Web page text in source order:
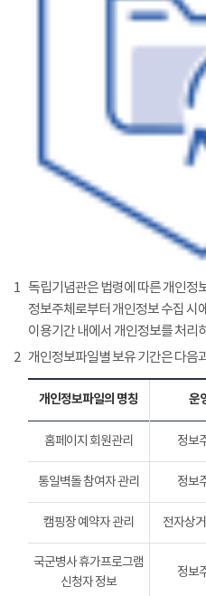
1 독립기념관은 법령에 따른 개인
정보주체로부터 개인정보 수집 시
이용기간 내에서 개인정보를 처리
2 개인정보파일별 보유 기간은 다음
개인정보파일의 명칭 운
홈페이지 회원관리 정보
통일벽돌 참여자 관리 정보
캠핑장 예약자 관리 전자상
국군병사 휴가프로그램
신청자 정보
정보